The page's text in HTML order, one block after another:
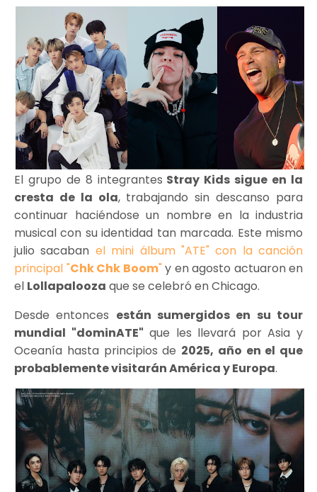
El grupo de 8 integrantes Stray Kids sigue en la
cresta de la ola, trabajando sin descanso para
continuar haciéndose un nombre en la industria
musical con su identidad tan marcada. Este mismo
julio sacaban el mini álbum "ATE" con la canción
principal "Chk Chk Boom"y en agosto actuaron en
el Lollapalooza que se celebró en Chicago.
Desde entonces están sumergidos en su tour
mundial "dominATE" que les llevará por Asia y
Oceanía hasta principios de 2025, año en el que
probablemente visitarán América y Europa.